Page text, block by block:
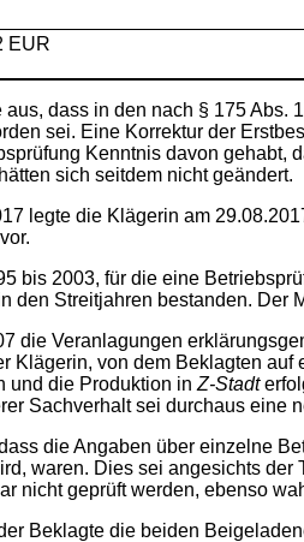
dass in den nach § 175
sei. Eine Korrektur der
Kenntnis davon gehabt,
sich seitdem nicht geändert.
legte die Klägerin am
bis 2003, für die eine
den Streitjahren bestanden. Der
die Veranlagungen
Klägerin, von dem Beklagten
und die Produktion in Z-Stadt
Sachverhalt sei durchaus eine
die Angaben über einzelne
waren. Dies sei angesichts
nicht geprüft werden, ebenso
Beklagte die beiden